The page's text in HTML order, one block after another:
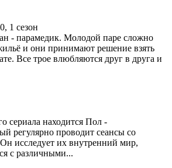
1 сезон
- парамедик. Молодой паре сложно
и они принимают решение взять
Все трое влюбляются друг в друга и
сериала находится Пол -
регулярно проводит сеансы со
исследует их внутренний мир,
с различными...